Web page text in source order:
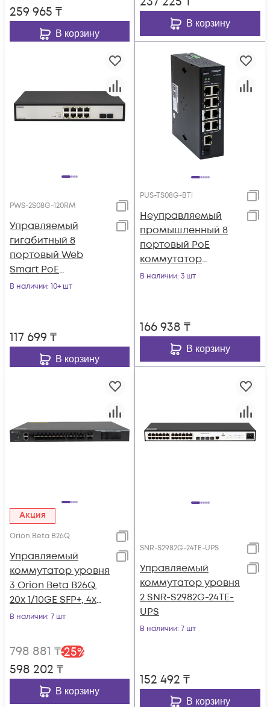
259 965 ₸
В корзину
В корзину
PWS-2S08G-120RM
Управляемый
гигабитный 8
портовый Web
Smart PoE
коммутатор
В наличии: 10+ шт
117 699 ₸
В корзину
PUS-TS08G-BTi
Неуправляемый
промышленный 8
портовый PoE
коммутатор
POWERTONE PUS-
В наличии: 3 шт
166 938 ₸
В корзину
Акция
Orion Beta B26Q
Управляемый
коммутатор уровня
3 Orion Beta B26Q,
20x 1/10GE SFP+, 4x
10/25GE SFP28, 2x
для Hot Swap БП, не
входят в комплект
В наличии: 7 шт
798 881 ₸-25%
598 202 ₸
В корзину
SNR-S2982G-24TE-UPS
Управляемый
коммутатор уровня
2 SNR-S2982G-24TE-
UPS
В наличии: 7 шт
152 492 ₸
В корзину